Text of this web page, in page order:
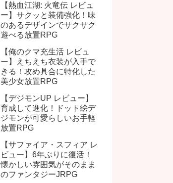
【熱血江湖: 火竜伝 レビュ
ー】サクッと装備強化！味
のあるデザインでサクサク
遊べる放置RPG
【俺のクマ充生活 レビュ
ー】えちえち衣装が入手で
きる！攻め具合に特化した
美少女放置RPG
【デジモンUP レビュー】
育成して進化！ドット絵デ
ジモンが可愛らしいお手軽
放置RPG
【サファイア・スフィア レ
ビュー】6年ぶりに復活！
懐かしい雰囲気がそのまま
のファンタジーJRPG